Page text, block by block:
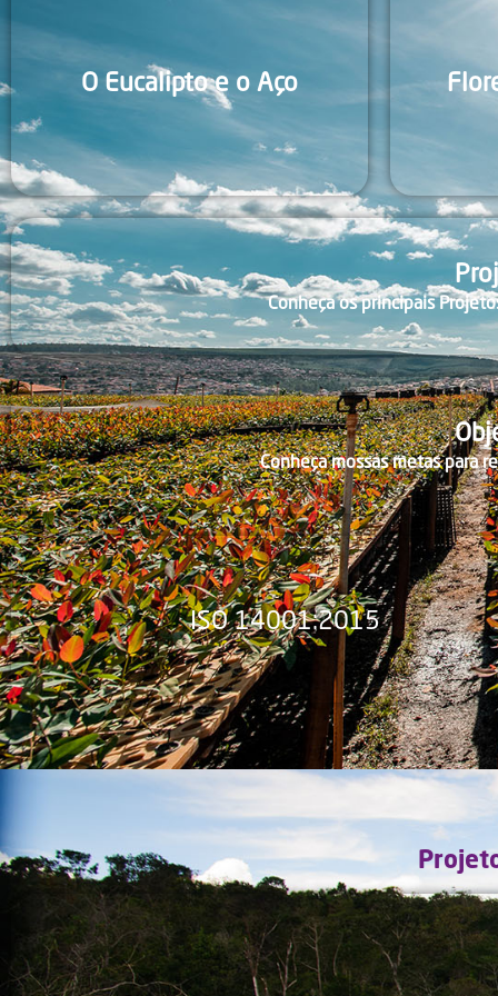
O Eucalipto e o Aço
Conheça os principais
Conheça mossas metas para
ISO 14001:2015
-